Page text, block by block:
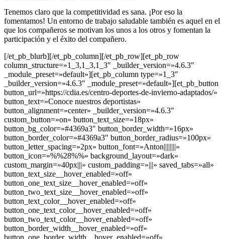
Tenemos claro que la competitividad es sana. ¡Por eso la
fomentamos! Un entorno de trabajo saludable también es aquel en el
que los compañeros se motivan los unos a los otros y fomentan la
participación y el éxito del compañero.
[/et_pb_blurb][/et_pb_column][/et_pb_row][et_pb_row
column_structure=»1_3,1_3,1_3″ _builder_version=»4.6.3″
_module_preset=»default»][et_pb_column type=»1_3″
_builder_version=»4.6.3″ _module_preset=»default»][et_pb_button
button_url=»https://cdia.es/centro-deportes-de-invierno-adaptados/»
button_text=»Conoce nuestros deportistas»
button_alignment=»center» _builder_version=»4.6.3″
custom_button=»on» button_text_size=»18px»
button_bg_color=»#4369a3″ button_border_width=»16px»
button_border_color=»#4369a3″ button_border_radius=»100px»
button_letter_spacing=»2px» button_font=»Anton||||||||»
button_icon=»%%28%%» background_layout=»dark»
custom_margin=»40px|||» custom_padding=»|||» saved_tabs=»all»
button_text_size__hover_enabled=»off»
button_one_text_size__hover_enabled=»off»
button_two_text_size__hover_enabled=»off»
button_text_color__hover_enabled=»off»
button_one_text_color__hover_enabled=»off»
button_two_text_color__hover_enabled=»off»
button_border_width__hover_enabled=»off»